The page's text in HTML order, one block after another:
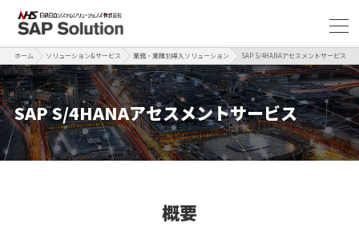
SAP S/4HANAアセスメントサービス
ホーム ソリューション&サービス 業務・業種別導入ソリューション SAP S/4HANAアセスメントサービス
概要